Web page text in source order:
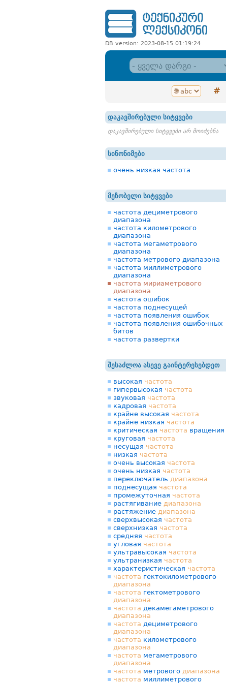
DB version: 2023-08-15 01:19:24
#
დაკავშირებული სიტყვები
დაკავშირებული სიტყვები არ მოიძებნა
სინონიმები
очень низкая частота
მეზობელი სიტყვები
частота дециметрового
диапазона
частота километрового
диапазона
частота мегаметрового
диапазона
частота метрового диапазона
частота миллиметрового
диапазона
частота мириаметрового
диапазона
частота ошибок
частота поднесущей
частота появления ошибок
частота появления ошибочных
битов
частота развертки
შესაძლოა ასევე გაინტერესებდეთ
высокая частота
гипервысокая частота
звуковая частота
кадровая частота
крайне высокая частота
крайне низкая частота
критическая частота вращения
круговая частота
несущая частота
низкая частота
очень высокая частота
очень низкая частота
переключатель диапазона
поднесущая частота
промежуточная частота
растягивание диапазона
растяжение диапазона
сверхвысокая частота
сверхнизкая частота
средняя частота
угловая частота
ультравысокая частота
ультранизкая частота
характеристическая частота
частота гектокилометрового
диапазона
частота гектометрового
диапазона
частота декамегаметрового
диапазона
частота дециметрового
диапазона
частота километрового
диапазона
частота мегаметрового
диапазона
частота метрового диапазона
частота миллиметрового